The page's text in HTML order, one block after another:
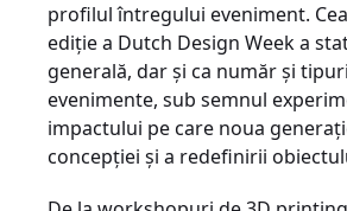
profilul întregului eveniment.
ediţie a Dutch Design Week a
generală, dar şi ca număr şi
evenimente, sub semnul
impactului pe care noua
concepţiei şi a redefinirii